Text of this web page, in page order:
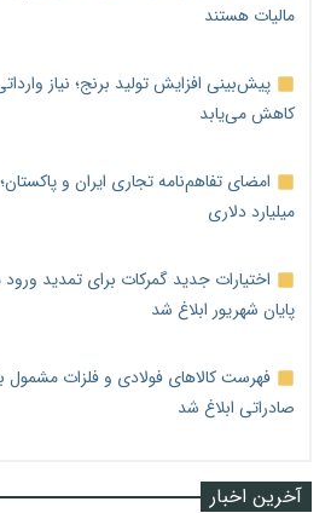
مالیات هستند
کاهش می‌یابد
میلیارد دلاری
اختیارات جدید گمرکات برای تمدید
پایان شهریور ابلاغ شد
صادراتی ابلاغ شد
آخرین اخبار